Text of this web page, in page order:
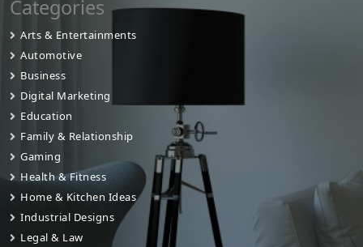
Categories
Arts & Entertainments
Automotive
Business
Digital Marketing
Education
Family & Relationship
Gaming
Health & Fitness
Home & Kitchen Ideas
Industrial Designs
Legal & Law